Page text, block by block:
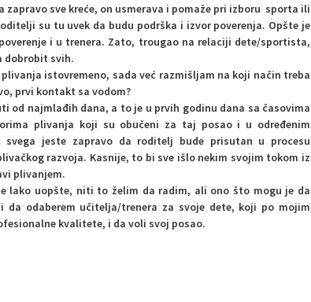
zapravo sve kreće, on usmerava i pomaže pri izboru  sporta ili
su tu uvek da budu podrška i izvor poverenja. Opšte je
i u trenera. Zato, trougao na relaciji dete/sportista,
dobrobit svih.
istovremeno, sada već razmišljam na koji način treba
prvi kontakt sa vodom?
od najmlađih dana, a to je u prvih godinu dana sa časovima
plivanja koji su obučeni za taj posao i u određenim
jeste zapravo da roditelj bude prisutan u procesu
razvoja. Kasnije, to bi sve išlo nekim svojim tokom iz
plivanjem.
lako uopšte, niti to želim da radim, ali ono što mogu je da
da odaberem učitelja/trenera za svoje dete, koji po mojim
kvalitete, i da voli svoj posao.